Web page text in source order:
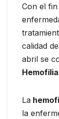
Con el
calidad
abril se
La
la